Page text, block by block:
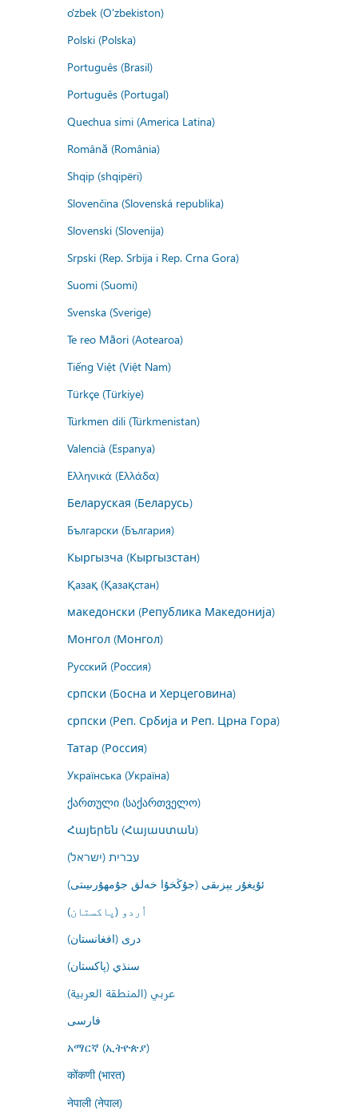
o'zbek (O'zbekiston)
Polski (Polska)
Português (Brasil)
Português (Portugal)
Quechua simi (America Latina)
Română (România)
Shqip (shqipëri)
Slovenčina (Slovenská republika)
Slovenski (Slovenija)
Srpski (Rep. Srbija i Rep. Crna Gora)
Suomi (Suomi)
Svenska (Sverige)
Te reo Māori (Aotearoa)
Tiếng Việt (Việt Nam)
Türkçe (Türkiye)
Türkmen dili (Türkmenistan)
Valencià (Espanya)
Ελληνικά (Ελλάδα)
Беларуская (Беларусь)
Български (България)
Кыргызча (Кыргызстан)
Қазақ (Қазақстан)
македонски (Република Македонија)
Монгол (Монгол)
Русский (Россия)
српски (Босна и Херцеговина)
српски (Реп. Србија и Реп. Црна Гора)
Татар (Россия)
Українська (Україна)
ქართული (საქართველო)
Հայերեն (Հայաստան)
עברית (ישראל)
ئۇيغۇر يېزىقى (جۇڭخۇا خەلق جۇمھۇرىيىتى)
اُردو (پاکستان)
درى (افغانستان)
سنڌي (پاکستان)
عربي (المنطقة العربية)
فارسى
አማርኛ (ኢትዮጵያ)
कोंकणी (भारत)
नेपाली (नेपाल)